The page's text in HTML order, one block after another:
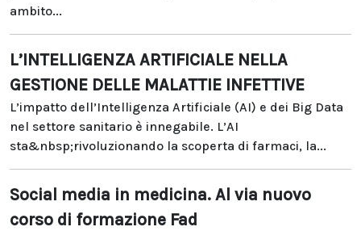
ambito...
L’INTELLIGENZA ARTIFICIALE NELLA
GESTIONE DELLE MALATTIE INFETTIVE
L’impatto dell’Intelligenza Artificiale (AI) e dei Big Data
nel settore sanitario è innegabile. L’AI
sta&nbsp;rivoluzionando la scoperta di farmaci, la...
Social media in medicina. Al via nuovo
corso di formazione Fad